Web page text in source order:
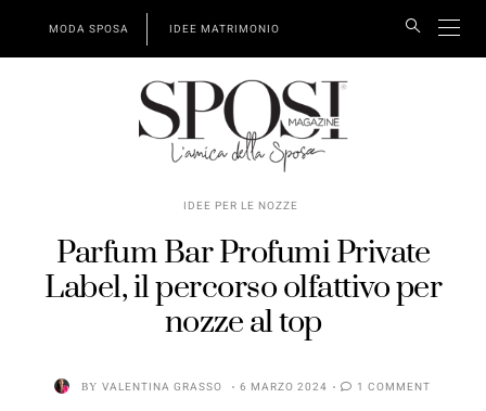
MODA SPOSA IDEE MATRIMONIO
IDEE PER LE NOZZE
Parfum Bar Profumi Private
Label, il percorso olfattivo per
nozze al top
BY VALENTINA GRASSO 6 MARZO 2024 1 COMMENT